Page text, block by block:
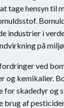
tage hensyn til
industrier i
på
ved
og kemikalier.
for skadedyr og
af